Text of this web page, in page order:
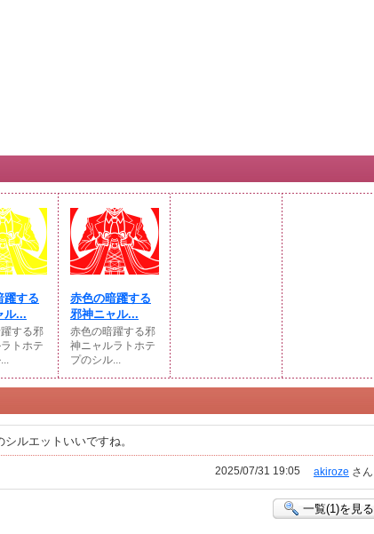
躍する
ル...
する邪
トホテ
赤色の暗躍する
邪神ニャル...
赤色の暗躍する邪
神ニャルラトホテ
プのシル...
ルエットいいですね。
akiroze さん
2025/07/31 19:05
一覧(1)を見る